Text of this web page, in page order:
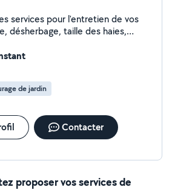
services pour l'entretien de vos
désherbage, taille des haies,
N'hésitez pas à me
de jardin
Contacter
proposer vos services de